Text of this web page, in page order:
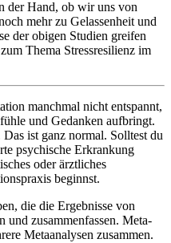
der Hand, ob wir uns von
mehr zu Gelassenheit und
der obigen Studien greifen
zum Thema Stressresilienz im
manchmal nicht entspannt,
und Gedanken aufbringt.
ist ganz normal. Solltest du
psychische Erkrankung
oder ärztliches
beginnst.
die die Ergebnisse von
und zusammenfassen. Meta-
Metaanalysen zusammen.